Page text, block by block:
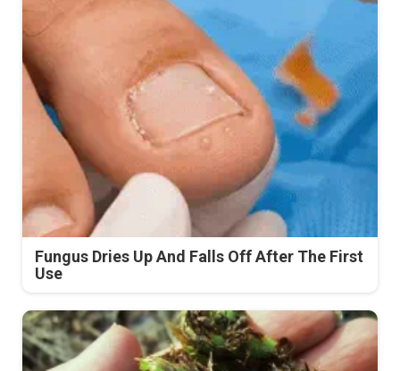
Fungus Dries Up And Falls Off After The First
Use